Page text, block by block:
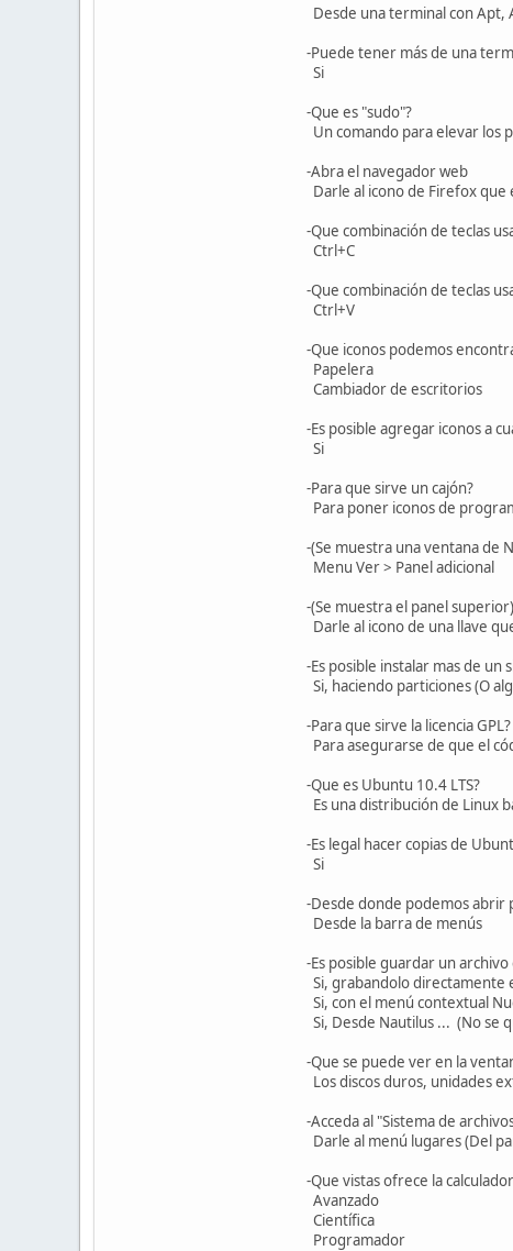
Desde una terminal con Apt,
-Puede tener más de una
Si
-Que es "sudo"?
Un comando para elevar los
-Abra el navegador web
Darle al icono de Firefox
-Que combinación de teclas
Ctrl+C
-Que combinación de teclas
Ctrl+V
-Que iconos podemos
Papelera
Cambiador de escritorios
-Es posible agregar iconos a
Si
-Para que sirve un cajón?
Para poner iconos de
-(Se muestra una ventana de
Menu Ver > Panel adicional
-(Se muestra el panel
Darle al icono de una llave
-Es posible instalar mas de
Si, haciendo particiones (O
-Para que sirve la licencia GPL?
Para asegurarse de que el
-Que es Ubuntu 10.4 LTS?
Es una distribución de Linux
-Es legal hacer copias de
Si
-Desde donde podemos abrir
Desde la barra de menús
-Es posible guardar un
Si, grabandolo directamente
Si, con el menú contextual
Si, Desde Nautilus ... (No se
-Que se puede ver en la
Los discos duros, unidades
-Acceda al "Sistema de
Darle al menú lugares (Del
-Que vistas ofrece la
Avanzado
Científica
Programador